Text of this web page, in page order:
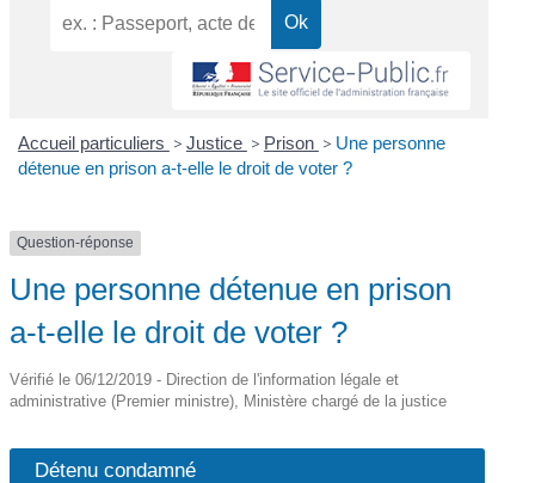
Accueil particuliers > Justice > Prison > Une personne
détenue en prison a-t-elle le droit de voter ?
Question-réponse
Une personne détenue en prison
a-t-elle le droit de voter ?
Vérifié le 06/12/2019 - Direction de l'information légale et
administrative (Premier ministre), Ministère chargé de la justice
Détenu condamné